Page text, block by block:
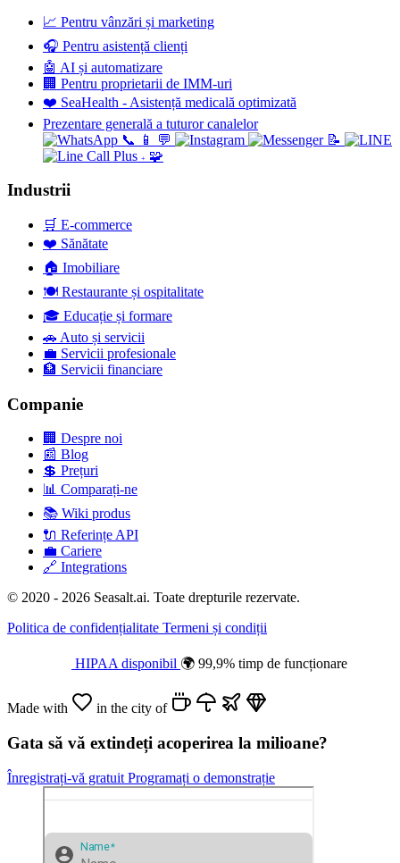
📈 Pentru vânzări și marketing
🎧 Pentru asistență clienți
🤖 AI și automatizare
🏢 Pentru proprietarii de IMM-uri
❤️ SeaHealth - Asistență medicală optimizată
Prezentare generală a tuturor canalelor
📞
📱 💬 📝
+ 🧩
Industrii
🛒 E-commerce
❤️ Sănătate
🏠 Imobiliare
🍽️ Restaurante și ospitalitate
🎓 Educație și formare
🚗 Auto și servicii
💼 Servicii profesionale
🏦 Servicii financiare
Companie
🏢 Despre noi
📰 Blog
💲 Prețuri
📊 Comparați-ne
📚 Wiki produs
🔌 Referințe API
💼 Cariere
🔗 Integrations
© 2020 - 2026 Seasalt.ai. Toate drepturile rezervate.
Politica de confidențialitate Termeni și condiții
HIPAA disponibil 🌍 99,9% timp de funcționare
Made with in the city of
Gata să vă extindeți acoperirea la milioane?
Înregistrați-vă gratuit Programați o demonstrație